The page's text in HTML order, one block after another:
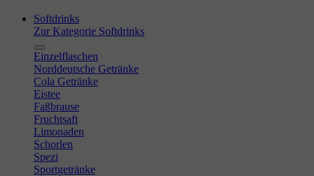
Softdrinks
Zur Kategorie Softdrinks
Einzelflaschen
Norddeutsche Getränke
Cola Getränke
Eistee
Faßbrause
Fruchtsaft
Limonaden
Schorlen
Spezi
Sportgetränke